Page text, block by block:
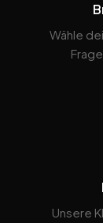
Wähle
Unsere